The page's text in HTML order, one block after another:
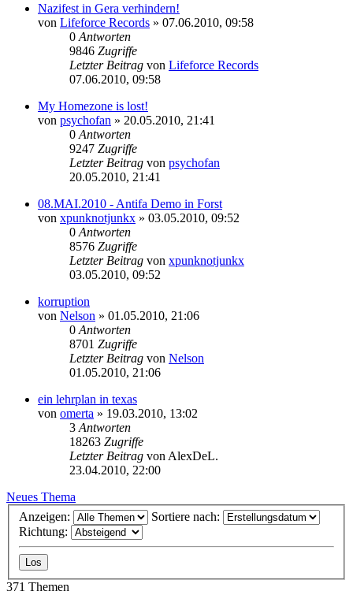
Nazifest in Gera verhindern!
von Lifeforce Records » 07.06.2010, 09:58
0 Antworten
9846 Zugriffe
Letzter Beitrag von Lifeforce Records
07.06.2010, 09:58
My Homezone is lost!
von psychofan » 20.05.2010, 21:41
0 Antworten
9247 Zugriffe
Letzter Beitrag von psychofan
20.05.2010, 21:41
08.MAI.2010 - Antifa Demo in Forst
von xpunknotjunkx » 03.05.2010, 09:52
0 Antworten
8576 Zugriffe
Letzter Beitrag von xpunknotjunkx
03.05.2010, 09:52
korruption
von Nelson » 01.05.2010, 21:06
0 Antworten
8701 Zugriffe
Letzter Beitrag von Nelson
01.05.2010, 21:06
ein lehrplan in texas
von omerta » 19.03.2010, 13:02
3 Antworten
18263 Zugriffe
Letzter Beitrag von AlexDeL.
23.04.2010, 22:00
Neues Thema
Anzeigen:
Sortiere nach:
Richtung:
371 Themen